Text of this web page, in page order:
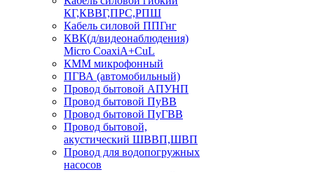
КГ,КВВГ,ПРС,РПШ
Кабель силовой ППГнг
КВК(д/видеонаблюдения)
Micro CoaxiA+CuL
КММ микрофонный
ПГВА (автомобильный)
Провод бытовой АПУНП
Провод бытовой ПуВВ
Провод бытовой ПуГВВ
Провод бытовой,
акустический ШВВП,ШВП
Провод для водопогружных
насосов